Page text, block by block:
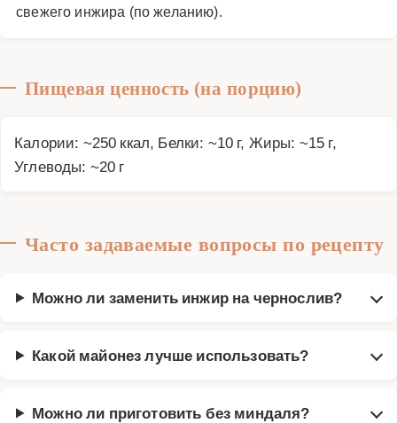
свежего инжира (по желанию).
Пищевая ценность (на порцию)
Калории: ~250 ккал, Белки: ~10 г, Жиры: ~15 г,
Углеводы: ~20 г
Часто задаваемые вопросы по рецепту
Можно ли заменить инжир на чернослив?
Какой майонез лучше использовать?
Можно ли приготовить без миндаля?